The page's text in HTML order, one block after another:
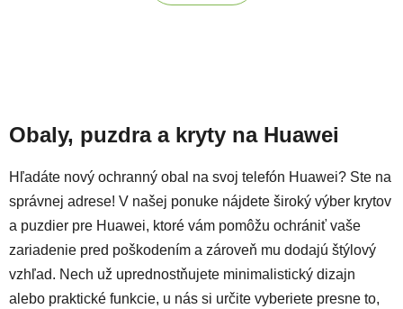
Obaly, puzdra a kryty na Huawei
Hľadáte nový ochranný obal na svoj telefón Huawei? Ste na
správnej adrese! V našej ponuke nájdete široký výber krytov
a puzdier pre Huawei, ktoré vám pomôžu ochrániť vaše
zariadenie pred poškodením a zároveň mu dodajú štýlový
vzhľad. Nech už uprednostňujete minimalistický dizajn
alebo praktické funkcie, u nás si určite vyberiete presne to,